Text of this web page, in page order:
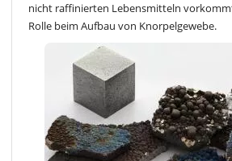
nicht raffinierten Lebensmitteln
Rolle beim Aufbau von Knorpelgewebe.